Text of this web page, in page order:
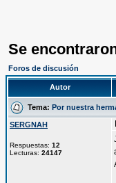
Se
Foros de discusión
Autor
Tema: Por nuestra
SERGNAH
Respuestas: 12
Lecturas: 24147